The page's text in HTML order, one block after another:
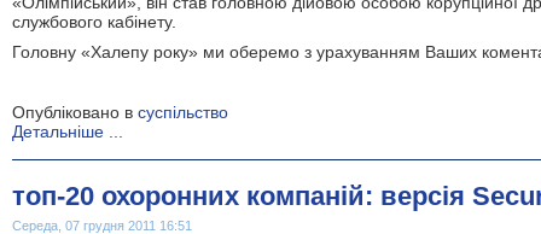
службового кабінету.
Головну «Халепу року» ми оберемо з урахуванням Ваших
Опубліковано в суспільство
Детальніше ...
топ-20 охоронних компаній: версія
Середа, 07 грудня 2011 16:51